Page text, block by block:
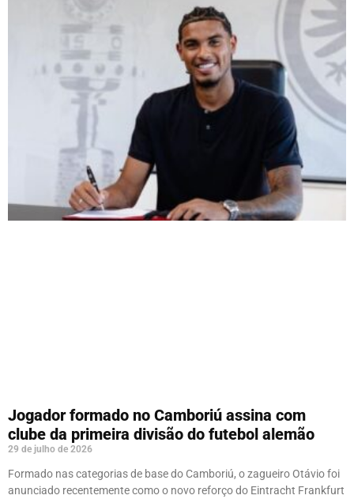
Jogador formado no Camboriú assina com
clube da primeira divisão do futebol alemão
29 de julho de 2026
Formado nas categorias de base do Camboriú, o zagueiro Otávio foi
anunciado recentemente como o novo reforço do Eintracht Frankfurt